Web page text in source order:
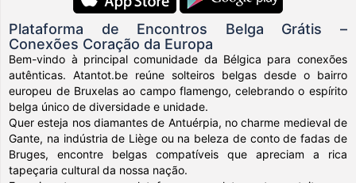
Plataforma de Encontros Belga Grátis –
Conexões Coração da Europa
Bem-vindo à principal comunidade da Bélgica para conexões
autênticas. Atantot.be reúne solteiros belgas desde o bairro
europeu de Bruxelas ao campo flamengo, celebrando o espírito
belga único de diversidade e unidade.
Quer esteja nos diamantes de Antuérpia, no charme medieval de
Gante, na indústria de Liège ou na beleza de conto de fadas de
Bruges, encontre belgas compatíveis que apreciam a rica
tapeçaria cultural da nossa nação.